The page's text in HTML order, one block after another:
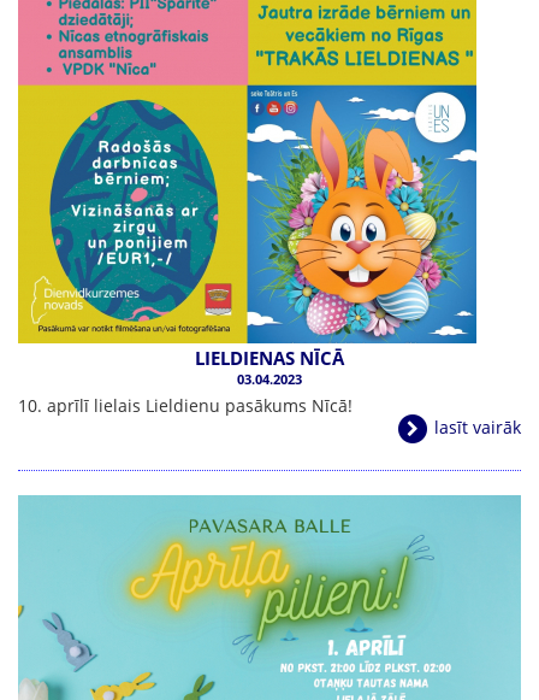
LIELDIENAS NĪCĀ
03.04.2023
10. aprīlī lielais Lieldienu pasākums Nīcā!
lasīt vairāk